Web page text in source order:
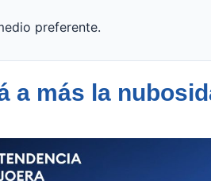
preferente.
a más la